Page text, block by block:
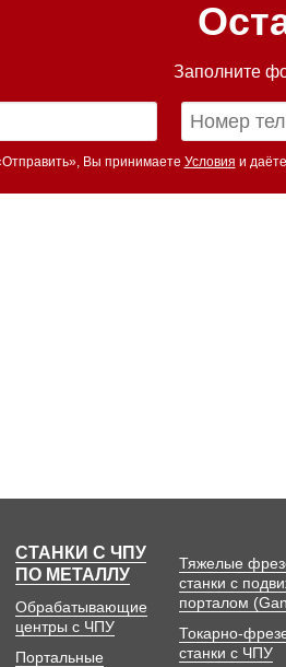
Заполните
Вы принимаете Условия и
СТАНКИ С ЧПУ
ПО МЕТАЛЛУ
Обрабатывающие
центры с ЧПУ
Портальные
Тяжелые
станки с
порталом
Токарно-
станки с ЧПУ